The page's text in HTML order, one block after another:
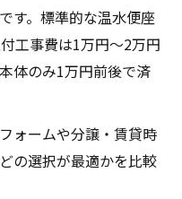
す。標準的な温水便座
工事費は1万円〜2万円
体のみ1万円前後で済
ォームや分譲・賃貸時
の選択が最適かを比較